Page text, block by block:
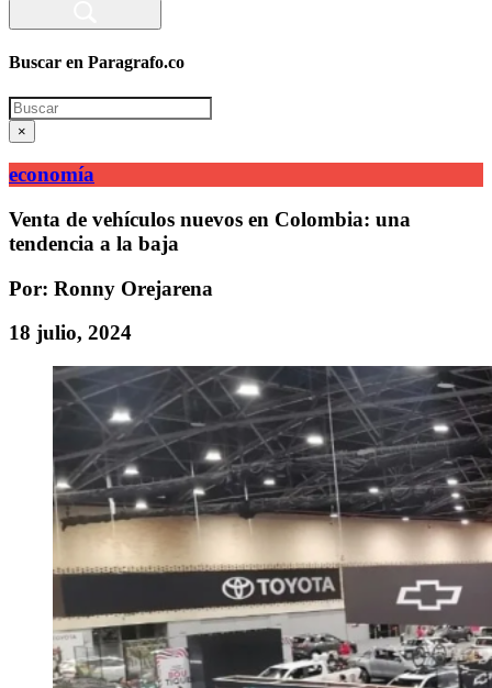
Buscar en Paragrafo.co
Search
×
economía
Venta de vehículos nuevos en Colombia: una
tendencia a la baja
Por: Ronny Orejarena
18 julio, 2024